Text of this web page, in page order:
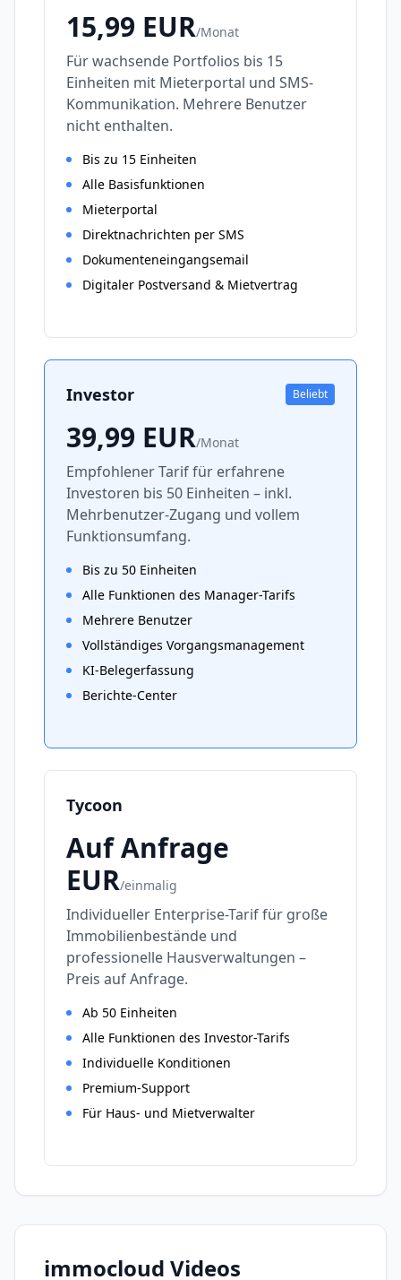
15,99 EUR/Monat
Für wachsende Portfolios bis 15
Einheiten mit Mieterportal und SMS-
Kommunikation. Mehrere Benutzer
nicht enthalten.
Bis zu 15 Einheiten
Alle Basisfunktionen
Mieterportal
Direktnachrichten per SMS
Dokumenteneingangsemail
Digitaler Postversand & Mietvertrag
Investor Beliebt
39,99 EUR/Monat
Empfohlener Tarif für erfahrene
Investoren bis 50 Einheiten – inkl.
Mehrbenutzer-Zugang und vollem
Funktionsumfang.
Bis zu 50 Einheiten
Alle Funktionen des Manager-Tarifs
Mehrere Benutzer
Vollständiges Vorgangsmanagement
KI-Belegerfassung
Berichte-Center
Tycoon
Auf Anfrage
EUR/einmalig
Individueller Enterprise-Tarif für große
Immobilienbestände und
professionelle Hausverwaltungen –
Preis auf Anfrage.
Ab 50 Einheiten
Alle Funktionen des Investor-Tarifs
Individuelle Konditionen
Premium-Support
Für Haus- und Mietverwalter
immocloud Videos